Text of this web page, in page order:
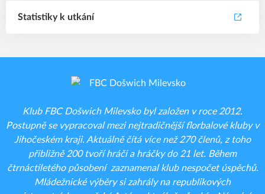
Statistiky k utkání
Klub FBC Došwich Milevsko byl založen v roce 2012.
Postupně se vypracoval mezi nejtradičnější florbalové kluby v
Jihočeském kraji. Aktuálně čítá více než 270 členů, z toho
přibližně 200 tvoří hráči a hráčky do 21 let. Během
čtrnáctiletého působení zaznamenal klub nespočet úspěchů.
Mládežnické výběry si zahrály na republikových